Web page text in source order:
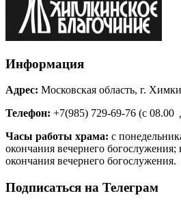
Информация
Адрес: Московская область, г.
Телефон: +7(985) 729-69-76 (с 08.00
Часы работы храма: с
окончания вечернего богослужения;
окончания вечернего богослужения.
Подписаться на Телеграм